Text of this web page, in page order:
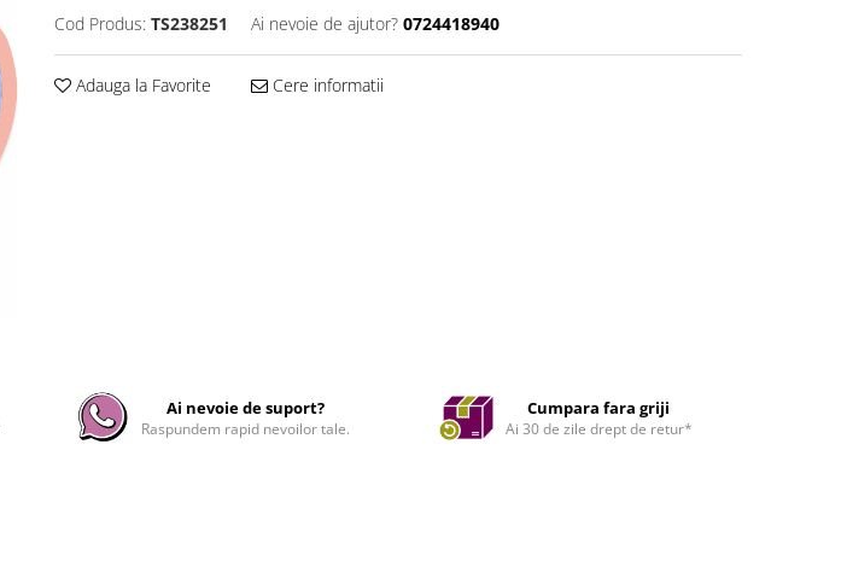
Cod Produs: TS238251 Ai nevoie de ajutor? 0724418940
Adauga la Favorite Cere informatii
Ai nevoie de suport?
Raspundem rapid nevoilor tale.
Cumpara fara griji
Ai 30 de zile drept de retur*